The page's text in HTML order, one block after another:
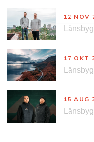
12 NOV
17 OKT
15 AUG